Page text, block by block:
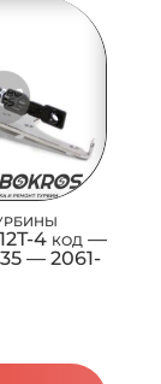
4 код —
— 2061-